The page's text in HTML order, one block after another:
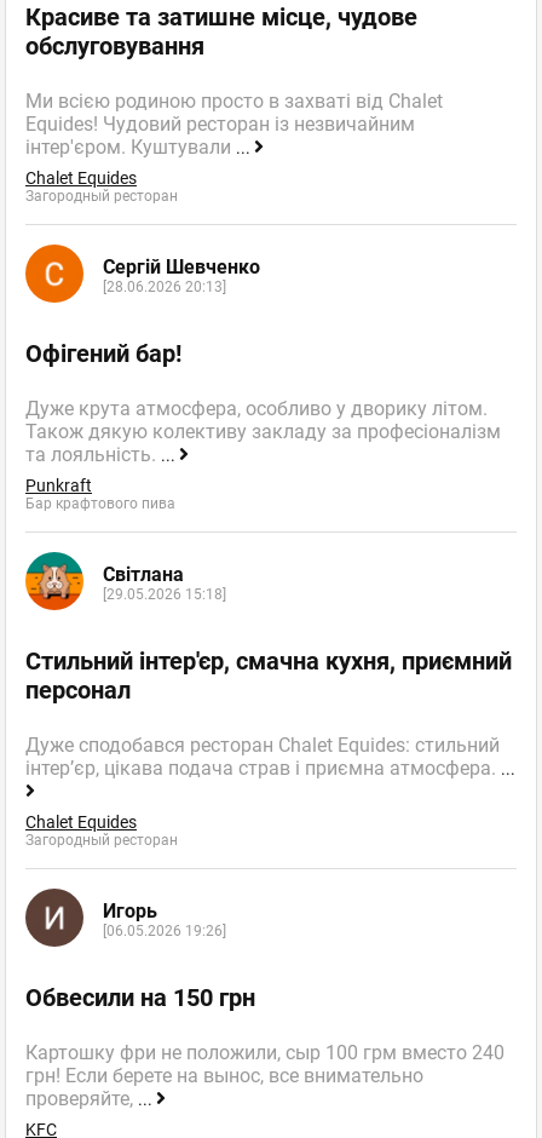
Красиве та затишне місце, чудове
обслуговування
Ми всією родиною просто в захваті від Chalet
Equides! Чудовий ресторан із незвичайним
інтер'єром. Куштували ...
Chalet Equides
Загородный ресторан
Сергій Шевченко
[28.06.2026 20:13]
Офігений бар!
Дуже крута атмосфера, особливо у дворику літом.
Також дякую колективу закладу за професіоналізм
та лояльність. ...
Punkraft
Бар крафтового пива
Світлана
[29.05.2026 15:18]
Стильний інтер'єр, смачна кухня, приємний
персонал
Дуже сподобався ресторан Chalet Equides: стильний
інтер’єр, цікава подача страв і приємна атмосфера. ...
Chalet Equides
Загородный ресторан
Игорь
[06.05.2026 19:26]
Обвесили на 150 грн
Картошку фри не положили, сыр 100 грм вместо 240
грн! Если берете на вынос, все внимательно
проверяйте, ...
KFC